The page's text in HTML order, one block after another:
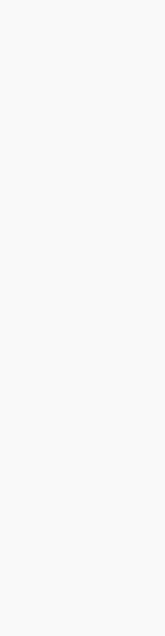
庆活动之一，房协
回展览，介绍香港
具历史意义的图片
。